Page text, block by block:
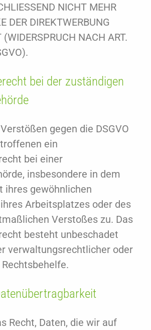
NICHT MEHR
DER DIREKTWERBUNG
(WIDERSPRUCH NACH ART.
bei der zuständigen
gegen die DSGVO
ein
bei einer
insbesondere in dem
ihres gewöhnlichen
Arbeitsplatzes oder des
Verstoßes zu. Das
besteht unbeschadet
verwaltungsrechtlicher oder
Recht, Daten, die wir auf